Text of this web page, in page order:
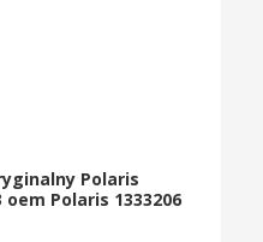
Polaris
oem Polaris 1333206